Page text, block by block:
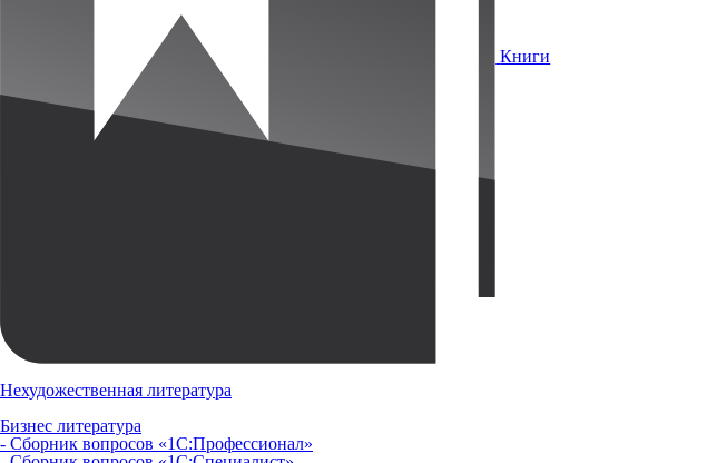
Книги
Нехудожественная литература
Бизнес литература
- Сборник вопросов «1С:Профессионал»